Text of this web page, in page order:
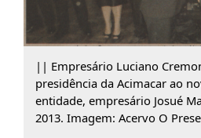
|| Empresário Luciano
presidência da Acimacar ao
entidade, empresário Josué
2013. Imagem: Acervo O